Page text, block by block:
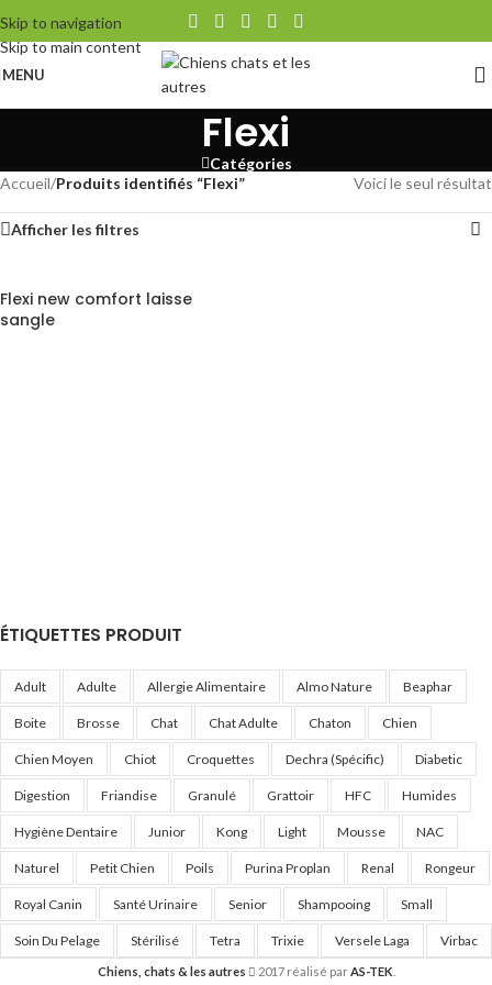
Skip to navigation
Skip to main content
MENU
Flexi
Catégories
Accueil/Produits identifiés “Flexi” Voici le seul résultat
Afficher les filtres
Flexi new comfort laisse
sangle
ÉTIQUETTES PRODUIT
Adult Adulte Allergie Alimentaire Almo Nature Beaphar
Boite Brosse Chat Chat Adulte Chaton Chien
Chien Moyen Chiot Croquettes Dechra (Spécific) Diabetic
Digestion Friandise Granulé Grattoir HFC Humides
Hygiène Dentaire Junior Kong Light Mousse NAC
Naturel Petit Chien Poils Purina Proplan Renal Rongeur
Royal Canin Santé Urinaire Senior Shampooing Small
Soin Du Pelage Stérilisé Tetra Trixie Versele Laga Virbac
Chiens, chats & les autres 2017 réalisé parAS-TEK